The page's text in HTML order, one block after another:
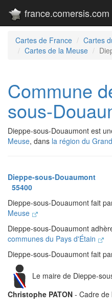
france.comersis.com
Cartes de France
Cartes
Cartes de la Meuse
Commune
sous-
Dieppe-sous-Douaumont est
Meuse, dans la région du
Dieppe-sous-Douaumont
55400
Dieppe-sous-Douaumont fait
Meuse
Dieppe-sous-Douaumont
communes du Pays d'Étain
Dieppe-sous-Douaumont fait
Le maire de Dieppe-
Christophe PATON - Cadre de